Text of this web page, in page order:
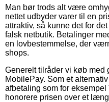
Man bør trods alt være
nettet udbyder varer til en
attraktiv, så kunne det for
falsk netbutik. Betalinger
en lovbestemmelse, der
shops.
Generelt tilråder vi køb
MobilePay. Som et
afbetaling som for
honorere prisen over et